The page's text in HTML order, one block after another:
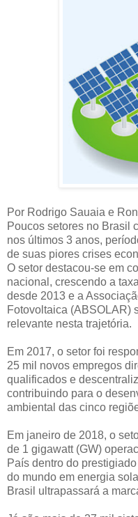
Por Rodrigo Sauaia e
Poucos setores no Brasil
nos últimos 3 anos,
de suas piores crises
O setor destacou-se em
nacional, crescendo a
desde 2013 e a
Fotovoltaica (ABSOLAR)
relevante nesta trajetória.
Em 2017, o setor foi
25 mil novos empregos
qualificados e
contribuindo para o
ambiental das cinco
Em janeiro de 2018, o
de 1 gigawatt (GW)
País dentro do
do mundo em energia
Brasil ultrapassará a